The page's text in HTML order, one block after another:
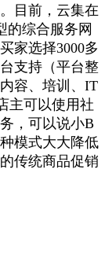
目前，云集在
的综合服务网
家选择3000多
支持（平台整
容、培训、IT
主可以使用社
，可以说小B
模式大大降低
传统商品促销